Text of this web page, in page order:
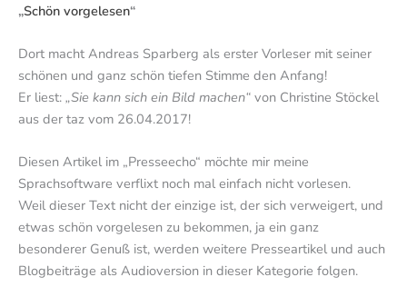
„Schön vorgelesen“
Dort macht Andreas Sparberg als erster Vorleser mit seiner
schönen und ganz schön tiefen Stimme den Anfang!
Er liest: „Sie kann sich ein Bild machen“ von Christine Stöckel
aus der taz vom 26.04.2017!
Diesen Artikel im „Presseecho“ möchte mir meine
Sprachsoftware verflixt noch mal einfach nicht vorlesen.
Weil dieser Text nicht der einzige ist, der sich verweigert, und
etwas schön vorgelesen zu bekommen, ja ein ganz
besonderer Genuß ist, werden weitere Presseartikel und auch
Blogbeiträge als Audioversion in dieser Kategorie folgen.